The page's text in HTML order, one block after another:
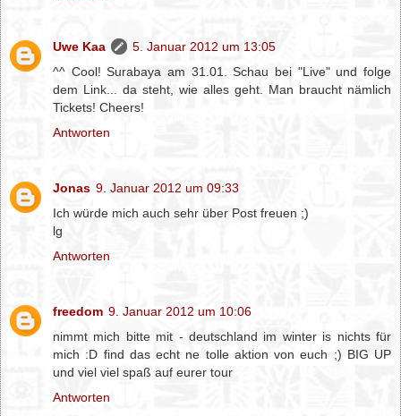
Uwe Kaa
5. Januar 2012 um 13:05
^^ Cool! Surabaya am 31.01. Schau bei "Live" und folge
dem Link... da steht, wie alles geht. Man braucht nämlich
Tickets! Cheers!
Antworten
Jonas 9. Januar 2012 um 09:33
Ich würde mich auch sehr über Post freuen ;)
lg
Antworten
freedom 9. Januar 2012 um 10:06
nimmt mich bitte mit - deutschland im winter is nichts für
mich :D find das echt ne tolle aktion von euch ;) BIG UP
und viel viel spaß auf eurer tour
Antworten